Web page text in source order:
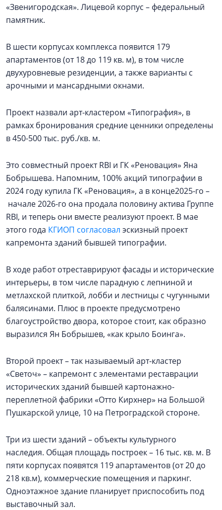
«Звенигородская». Лицевой корпус – федеральный
памятник.
В шести корпусах комплекса появится 179
апартаментов (от 18 до 119 кв. м), в том числе
двухуровневые резиденции, а также варианты с
арочными и мансардными окнами.
Проект назвали арт-кластером «Типография», в
рамках бронирования средние ценники определены
в 450-500 тыс. руб./кв. м.
Это совместный проект RBI и ГК «Реновация» Яна
Бобрышева. Напомним, 100% акций типографии в
2024 году купила ГК «Реновация», а в конце2025-го –
начале 2026-го она продала половину актива Группе
RBI, и теперь они вместе реализуют проект. В мае
этого года КГИОП согласовал эскизный проект
капремонта зданий бывшей типографии.
В ходе работ отреставрируют фасады и исторические
интерьеры, в том числе парадную с лепниной и
метлахской плиткой, лобби и лестницы с чугунными
балясинами. Плюс в проекте предусмотрено
благоустройство двора, которое стоит, как образно
выразился Ян Бобрышев, «как крыло Боинга».
Второй проект – так называемый арт-кластер
«Светоч» – капремонт с элементами реставрации
исторических зданий бывшей картонажно-
переплетной фабрики «Отто Кирхнер» на Большой
Пушкарской улице, 10 на Петроградской стороне.
Три из шести зданий – объекты культурного
наследия. Общая площадь построек – 16 тыс. кв. м. В
пяти корпусах появятся 119 апартаментов (от 20 до
218 кв.м), коммерческие помещения и паркинг.
Одноэтажное здание планирует приспособить под
выставочный зал.